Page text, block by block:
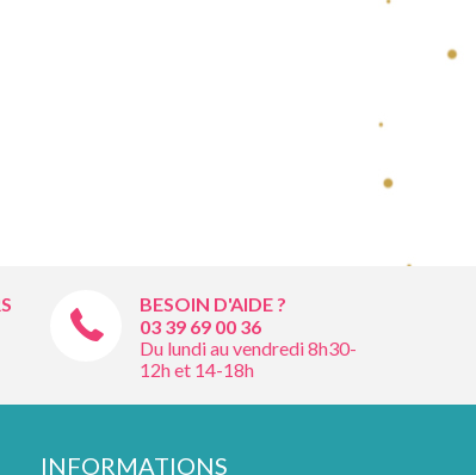
BESOIN D'AIDE ?
03 39 69 00 36
Du lundi au vendredi 8h30-
12h et 14-18h
INFORMATIONS